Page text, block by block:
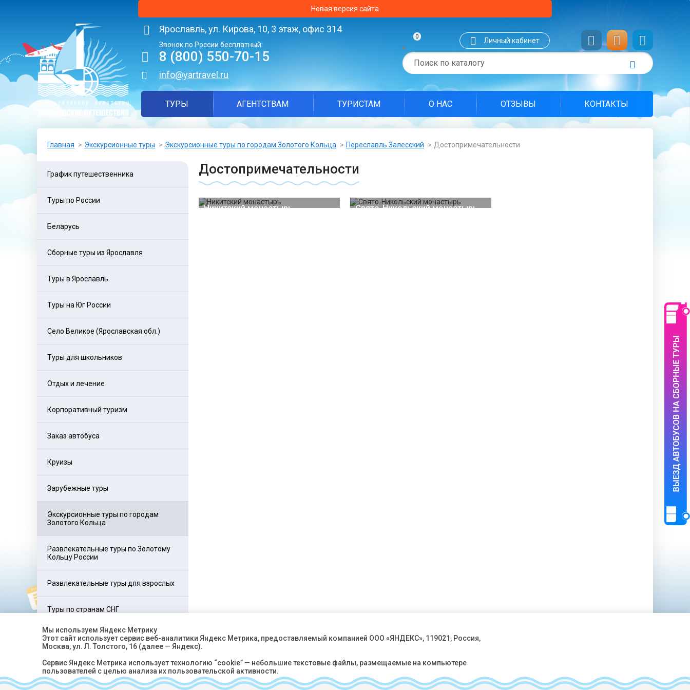
Новая версия сайта
Ярославль, ул. Кирова, 10, 3 этаж, офис 314
Звонок по России бесплатный:
8 (800) 550-70-15
info@yartravel.ru
0
Личный кабинет
ТУРЫ АГЕНТСТВАМ ТУРИСТАМ О НАС ОТЗЫВЫ КОНТАКТЫ
Мы используем Яндекс Метрику
Этот сайт использует сервис веб-аналитики Яндекс Метрика, предоставляемый компанией ООО «ЯНДЕКС», 119021, Россия,
Москва, ул. Л. Толстого, 16 (далее — Яндекс).
Сервис Яндекс Метрика использует технологию “cookie” — небольшие текстовые файлы, размещаемые на компьютере
пользователей с целью анализа их пользовательской активности.
Собранная при помощи cookie информация не может идентифицировать вас, однако может помочь нам улучшить работу
Главная Экскурсионные туры Экскурсионные туры по городам Золотого Кольца Переславль Залесский Достопримечательности
График путешественника
Туры по России
Беларусь
Сборные туры из Ярославля
Туры в Ярославль
Туры на Юг России
Село Великое (Ярославская обл.)
Туры для школьников
Отдых и лечение
Корпоративный туризм
Заказ автобуса
Круизы
Зарубежные туры
Экскурсионные туры по городам
Золотого Кольца
Развлекательные туры по Золотому
Кольцу России
Развлекательные туры для взрослых
Туры по странам СНГ
Достопримечательности
Никитский монастырь Свято-Никольский монастырь